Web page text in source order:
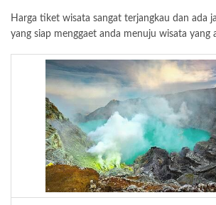
Harga tiket wisata sangat terjangkau dan ada
yang siap menggaet anda menuju wisata yang